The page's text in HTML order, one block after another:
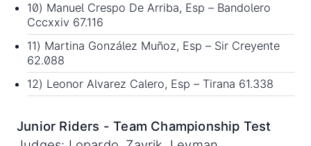
10) Manuel Crespo De Arriba, Esp – Bandolero
Cccxxiv 67.116
11) Martina González Muñoz, Esp – Sir Creyente
62.088
12) Leonor Alvarez Calero, Esp – Tirana 61.338
Junior Riders - Team Championship Test